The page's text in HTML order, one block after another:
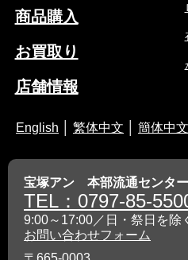
商品購入
お買取り
店舗情報
English 繁体中文 簡体中文
宝塚アン 本部流通センタ
TEL：0797-85-
9:00～17:00／日・祭日を除
お問い合わせフォーム